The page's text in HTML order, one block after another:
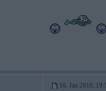
16. Jan 2010,